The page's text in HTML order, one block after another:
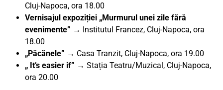
Cluj-Napoca, ora 18.00
Vernisajul expoziției „Murmurul unei zile fără
evenimente” → Institutul Francez, Cluj-Napoca, ora
18.00
„Păcănele” → Casa Tranzit, Cluj-Napoca, ora 19.00
„ It’s easier if” → Stația Teatru/Muzical, Cluj-Napoca,
ora 20.00